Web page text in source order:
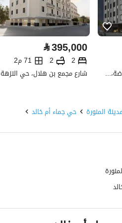
1400
شارع محمد صالح ابو زناد، حي الروضة، شمال جدة، جدة
⃁395,000
2
2 71 م2
المنورة حي جماء أم خالد